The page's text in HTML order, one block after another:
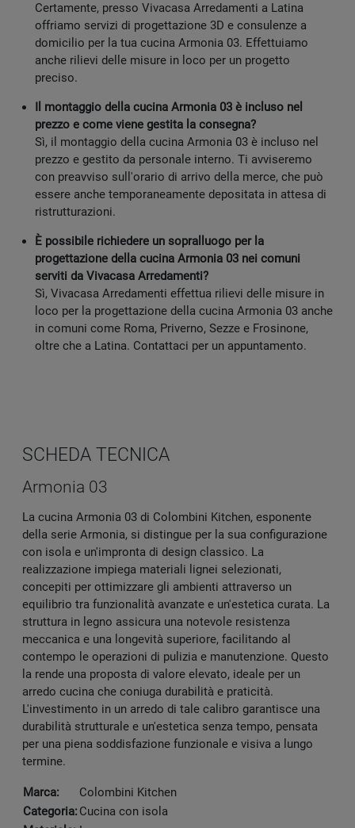
Certamente, presso Vivacasa Arredamenti a Latina
offriamo servizi di progettazione 3D e consulenze a
domicilio per la tua cucina Armonia 03. Effettuiamo
anche rilievi delle misure in loco per un progetto
preciso.
Il montaggio della cucina Armonia 03 è incluso nel
prezzo e come viene gestita la consegna?
Sì, il montaggio della cucina Armonia 03 è incluso nel
prezzo e gestito da personale interno. Ti avviseremo
con preavviso sull'orario di arrivo della merce, che può
essere anche temporaneamente depositata in attesa di
ristrutturazioni.
È possibile richiedere un sopralluogo per la
progettazione della cucina Armonia 03 nei comuni
serviti da Vivacasa Arredamenti?
Sì, Vivacasa Arredamenti effettua rilievi delle misure in
loco per la progettazione della cucina Armonia 03 anche
in comuni come Roma, Priverno, Sezze e Frosinone,
oltre che a Latina. Contattaci per un appuntamento.
SCHEDA TECNICA
Armonia 03
La cucina Armonia 03 di Colombini Kitchen, esponente
della serie Armonia, si distingue per la sua configurazione
con isola e un'impronta di design classico. La
realizzazione impiega materiali lignei selezionati,
concepiti per ottimizzare gli ambienti attraverso un
equilibrio tra funzionalità avanzate e un'estetica curata. La
struttura in legno assicura una notevole resistenza
meccanica e una longevità superiore, facilitando al
contempo le operazioni di pulizia e manutenzione. Questo
la rende una proposta di valore elevato, ideale per un
arredo cucina che coniuga durabilità e praticità.
L'investimento in un arredo di tale calibro garantisce una
durabilità strutturale e un'estetica senza tempo, pensata
per una piena soddisfazione funzionale e visiva a lungo
termine.
Marca:
Colombini Kitchen
Categoria:Cucina con isola